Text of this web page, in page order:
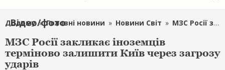
Відео/фото
Додому » Головні новини » Новини Світ » МЗС Росії закликає іноземців терміново залишити Київ через загрозу ударів
МЗС Росії закликає іноземців
терміново залишити Київ через загрозу
ударів